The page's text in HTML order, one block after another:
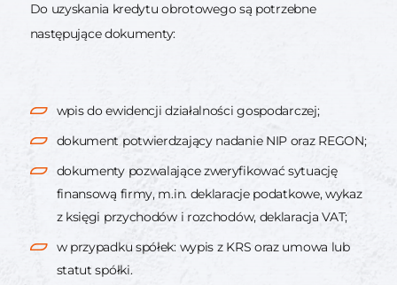
Do uzyskania kredytu obrotowego są potrzebne
następujące dokumenty:
wpis do ewidencji działalności gospodarczej;
dokument potwierdzający nadanie NIP oraz REGON;
dokumenty pozwalające zweryfikować sytuację
finansową firmy, m.in. deklaracje podatkowe, wykaz
z księgi przychodów i rozchodów, deklaracja VAT;
w przypadku spółek: wypis z KRS oraz umowa lub
statut spółki.